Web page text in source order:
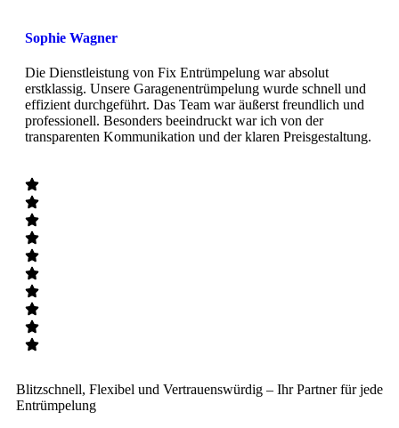
Sophie Wagner
Die Dienstleistung von Fix Entrümpelung war absolut
erstklassig. Unsere Garagenentrümpelung wurde schnell und
effizient durchgeführt. Das Team war äußerst freundlich und
professionell. Besonders beeindruckt war ich von der
transparenten Kommunikation und der klaren Preisgestaltung.
Blitzschnell, Flexibel und Vertrauenswürdig – Ihr Partner für jede
Entrümpelung